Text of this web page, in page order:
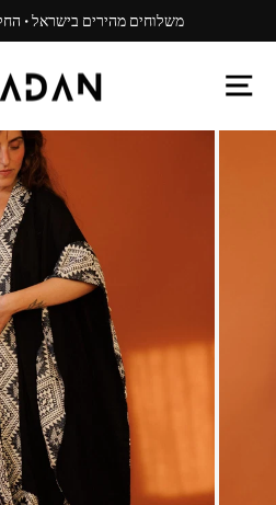
לתוכן
ניגון
משלוחים מהירים בישראל ·